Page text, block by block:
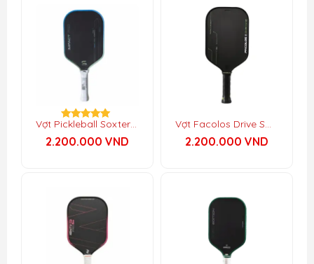
Được xếp
hạng
5.00
Vợt Pickleball Soxter Impact Pro 1.0 Seri Power
2.200.000 VND 2.200.000 VND